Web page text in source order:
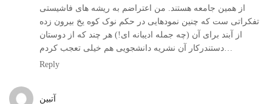
از همین جامعه هستند. من اعتراضم به ریشه های فاشیستی
تفکراتی ست که چنین نمودهایی در حکم نوک کوه یخ بیرون زده
از آبند برای آن (چه جمله ادیبانه ای!) هر چند که از دوستان
Reply
آتبين